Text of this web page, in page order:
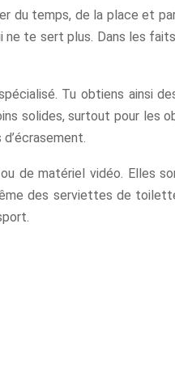
du temps, de la place et
ne te sert plus. Dans les
Tu obtiens ainsi
solides, surtout pour les
de matériel vidéo. Elles
des serviettes de